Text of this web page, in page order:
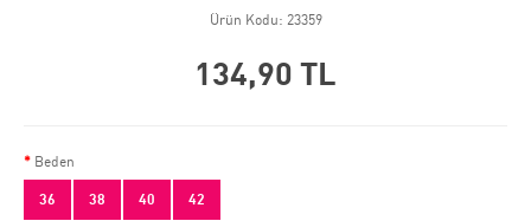
Ürün Kodu: 23359
134,90 TL
Beden
36 38 40 42